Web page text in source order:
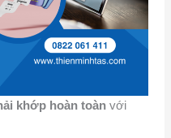
khớp hoàn toànvới